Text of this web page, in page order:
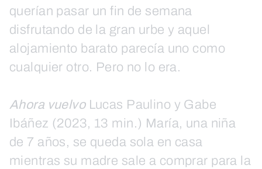
querían pasar un fin de semana
disfrutando de la gran urbe y aquel
alojamiento barato parecía uno como
cualquier otro. Pero no lo era.
Ahora vuelvoLucas Paulino y Gabe
Ibáñez (2023, 13 min.) María, una niña
de 7 años, se queda sola en casa
mientras su madre sale a comprar para la